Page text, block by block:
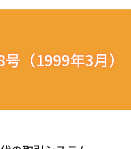
（1999年3月）